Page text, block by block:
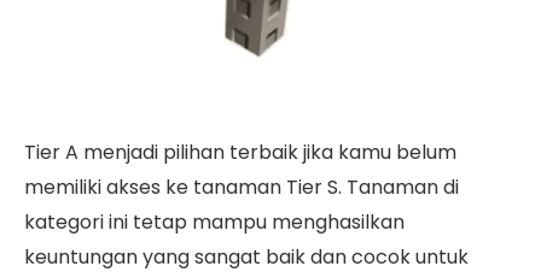
Tier A menjadi pilihan terbaik jika kamu belum
memiliki akses ke tanaman Tier S. Tanaman di
kategori ini tetap mampu menghasilkan
keuntungan yang sangat baik dan cocok untuk